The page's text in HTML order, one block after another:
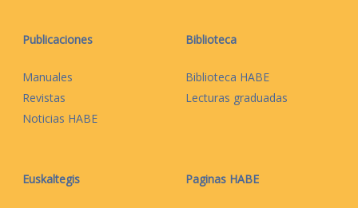
Publicaciones
Manuales
Revistas
Noticias HABE
Biblioteca
Biblioteca HABE
Lecturas graduadas
Euskaltegis Paginas HABE